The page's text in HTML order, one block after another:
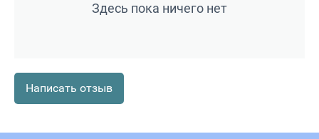
Здесь пока ничего нет
Написать отзыв